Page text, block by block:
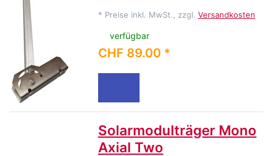
* Preise inkl. MwSt., zzgl. Versandkosten
verfügbar
CHF 89.00 *
Solarmodulträger Mono
Axial Two